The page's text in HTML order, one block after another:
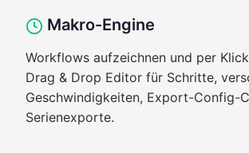
Makro-Engine
Workflows aufzeichnen und per
Drag & Drop Editor für Schritte,
Geschwindigkeiten, Export-Config-
Serienexporte.